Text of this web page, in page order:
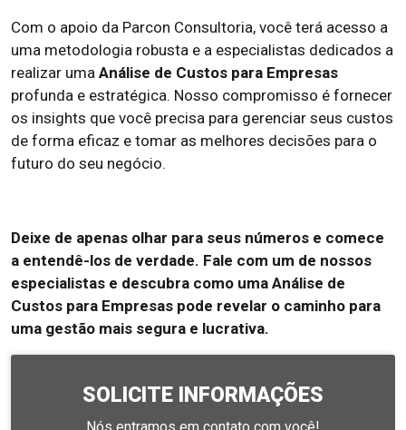
Com o apoio da Parcon Consultoria, você terá acesso a
uma metodologia robusta e a especialistas dedicados a
realizar uma Análise de Custos para Empresas
profunda e estratégica. Nosso compromisso é fornecer
os insights que você precisa para gerenciar seus custos
de forma eficaz e tomar as melhores decisões para o
futuro do seu negócio.
Deixe de apenas olhar para seus números e comece
a entendê-los de verdade. Fale com um de nossos
especialistas e descubra como uma Análise de
Custos para Empresas pode revelar o caminho para
uma gestão mais segura e lucrativa.
SOLICITE INFORMAÇÕES